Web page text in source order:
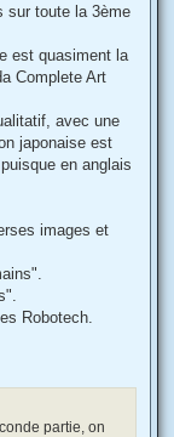
sur toute la 3ème
est quasiment la
Complete Art
avec une
japonaise est
en anglais
images et
Robotech.
partie, on